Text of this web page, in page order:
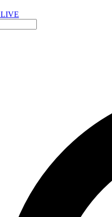
LIVE